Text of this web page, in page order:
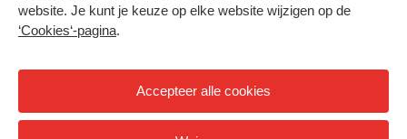
website. Je kunt je keuze op elke website wijzigen op de
‘Cookies‘-pagina.
Accepteer alle cookies
Cookies
Nieuwsbrief
Hoog contrast